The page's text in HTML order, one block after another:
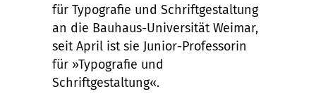
für Typografie und Schriftgestaltung
an die Bauhaus-Universität Weimar,
seit April ist sie Junior-Professorin
für »Typografie und
Schriftgestaltung«.